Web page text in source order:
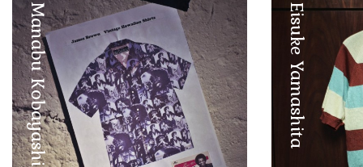
Manabu Kobayashi Eisuke Yamashita